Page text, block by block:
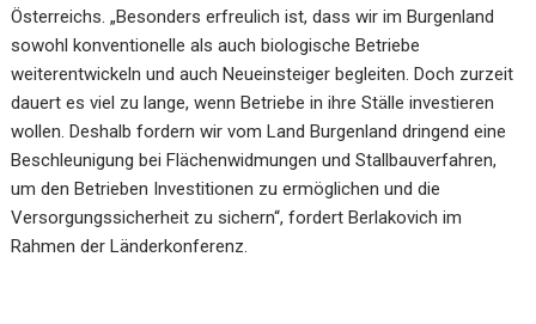
Österreichs. „Besonders erfreulich ist, dass wir im Burgenland
sowohl konventionelle als auch biologische Betriebe
weiterentwickeln und auch Neueinsteiger begleiten. Doch zurzeit
dauert es viel zu lange, wenn Betriebe in ihre Ställe investieren
wollen. Deshalb fordern wir vom Land Burgenland dringend eine
Beschleunigung bei Flächenwidmungen und Stallbauverfahren,
um den Betrieben Investitionen zu ermöglichen und die
Versorgungssicherheit zu sichern“, fordert Berlakovich im
Rahmen der Länderkonferenz.